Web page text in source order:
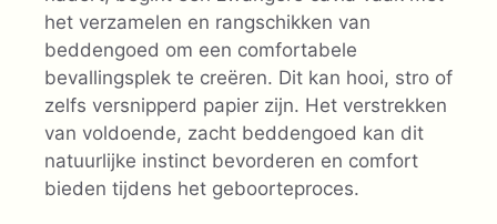
het verzamelen en rangschikken van
beddengoed om een comfortabele
bevallingsplek te creëren. Dit kan hooi, stro of
zelfs versnipperd papier zijn. Het verstrekken
van voldoende, zacht beddengoed kan dit
natuurlijke instinct bevorderen en comfort
bieden tijdens het geboorteproces.